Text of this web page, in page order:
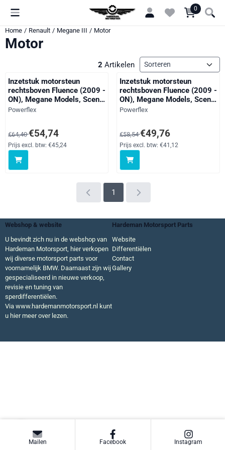
Cookievoorkeuren zijn momenteel gesloten. 0
Home / Renault / Megane III / Motor
Motor
2 Artikelen Sorteermethode
Inzetstuk motorsteun
rechtsboven Fluence (2009 -
ON), Megane Models, Scenic
Models, black
Merk:
Powerflex
Van 64,40 voor 54,74, exclusief btw: 45,24
€64,40€54,74
Prijs excl. btw: €45,24
Inzetstuk motorsteun
rechtsboven Fluence (2009 -
ON), Megane Models, Scenic
Models, straat
Merk:
Powerflex
Van 58,54 voor 49,76, exclusief
€58,54€49,76
Prijs excl. btw: €41,12
1
Webshop & website
Hardeman Motorsport Parts
U bevindt zich nu in de webshop van
Hardeman Motorsport, hier verkopen
wij diverse motorsport parts voor
voornamelijk BMW. Daarnaast zijn wij
gespecialiseerd in nieuwe verkoop,
revisie en tuning van
sperdifferentiëlen.
Via www.hardemanmotorsport.nl kunt
u hier meer over lezen.
Website
Differentiëlen
Contact
Gallery
Mailen Facebook Instagram